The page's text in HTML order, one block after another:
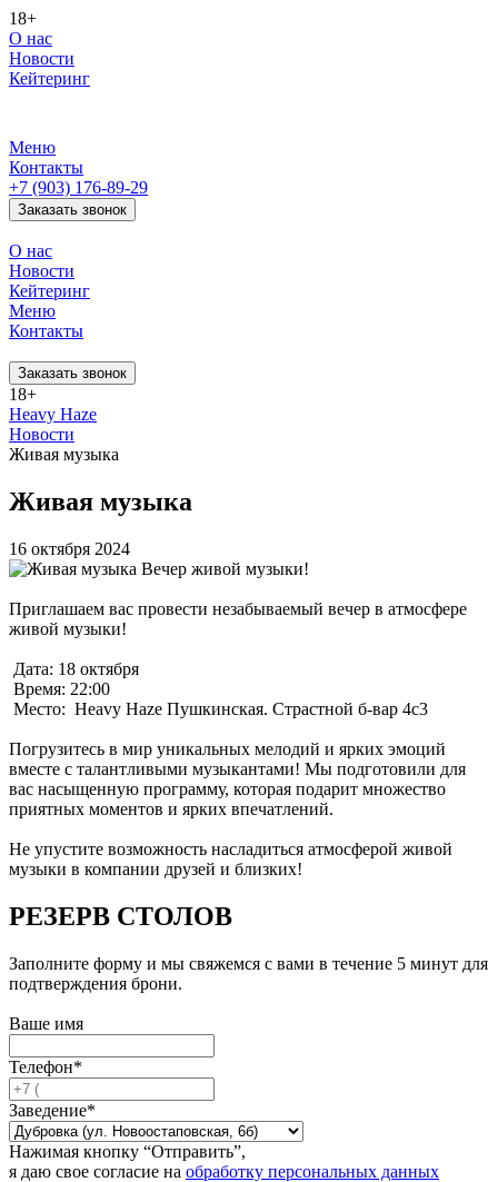
18+
О нас
Новости
Кейтеринг
Меню
Контакты
+7 (903) 176-89-29
Заказать звонок
О нас
Новости
Кейтеринг
Меню
Контакты
Заказать звонок
18+
Heavy Haze
Новости
Живая музыка
Живая музыка
16 октября 2024
Вечер живой музыки!
Приглашаем вас провести незабываемый вечер в атмосфере
живой музыки!
Дата: 18 октября
Время: 22:00
Место: Heavy Haze Пушкинская. Страстной б-вар 4с3
Погрузитесь в мир уникальных мелодий и ярких эмоций
вместе с талантливыми музыкантами! Мы подготовили для
вас насыщенную программу, которая подарит множество
приятных моментов и ярких впечатлений.
Не упустите возможность насладиться атмосферой живой
музыки в компании друзей и близких!
РЕЗЕРВ СТОЛОВ
Заполните форму и мы свяжемся с вами в течение 5 минут для
подтверждения брони.
Ваше имя
Телефон*
Заведение*
Нажимая кнопку “Отправить”,
я даю свое согласие на обработку персональных данных